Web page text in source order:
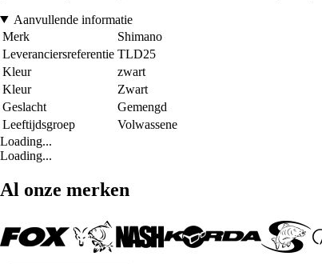
Aanvullende informatie
Merk
Shimano
Leveranciersreferentie TLD25
Kleur
zwart
Kleur
Zwart
Geslacht
Gemengd
Leeftijdsgroep
Volwassene
Loading...
Loading...
Al onze merken